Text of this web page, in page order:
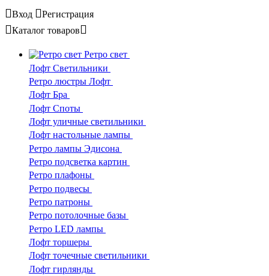
Вход
Регистрация
Каталог товаров
Ретро свет
Лофт Светильники
Ретро люстры Лофт
Лофт Бра
Лофт Споты
Лофт уличные светильники
Лофт настольные лампы
Ретро лампы Эдисона
Ретро подсветка картин
Ретро плафоны
Ретро подвесы
Ретро патроны
Ретро потолочные базы
Ретро LED лампы
Лофт торшеры
Лофт точечные светильники
Лофт гирлянды